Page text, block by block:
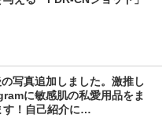
写真追加しました。激推し
に敏感肌の私愛用品をま
す！自己紹介に…